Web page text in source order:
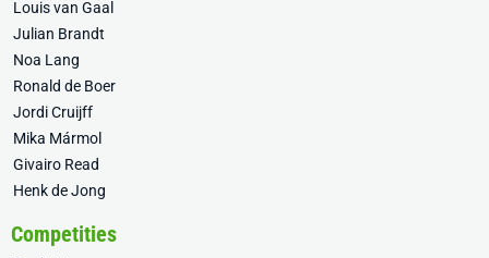
Louis van Gaal
Julian Brandt
Noa Lang
Ronald de Boer
Jordi Cruijff
Mika Mármol
Givairo Read
Henk de Jong
Competities